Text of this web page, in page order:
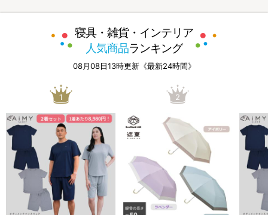
寝具・雑貨・インテリア
人気商品ランキング
08月08日13時更新《最新24時間》
1 2